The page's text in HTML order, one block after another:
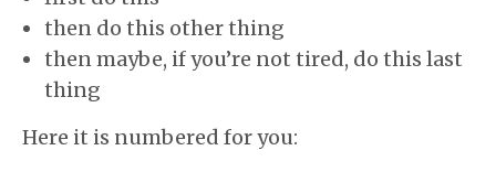
then do this other thing
then maybe, if you’re not tired, do this last
thing
Here it is numbered for you: